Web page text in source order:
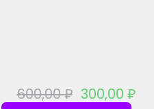
600,00₽ 300,00₽